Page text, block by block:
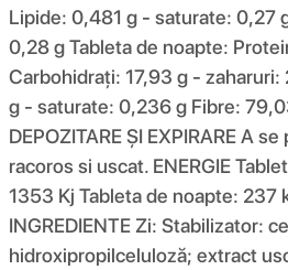
Lipide: 0,481 g - saturate: 0,27
0,28 g Tableta de noapte:
Carbohidrați: 17,93 g -
g - saturate: 0,236 g Fibre:
DEPOZITARE ȘI EXPIRARE A
racoros si uscat. ENERGIE
1353 Kj Tableta de noapte: 237
INGREDIENTE Zi: Stabilizator:
hidroxipropilceluloză; extract